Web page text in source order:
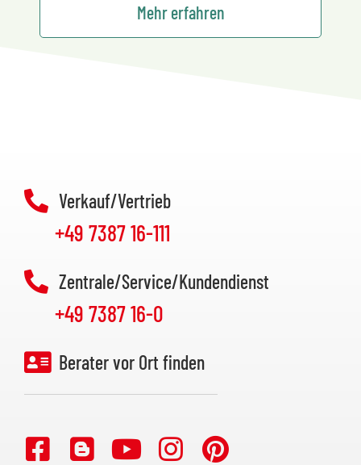
Mehr erfahren
Verkauf/Vertrieb
+49 7387 16-111
Zentrale/Service/Kundendienst
+49 7387 16-0
Berater vor Ort finden